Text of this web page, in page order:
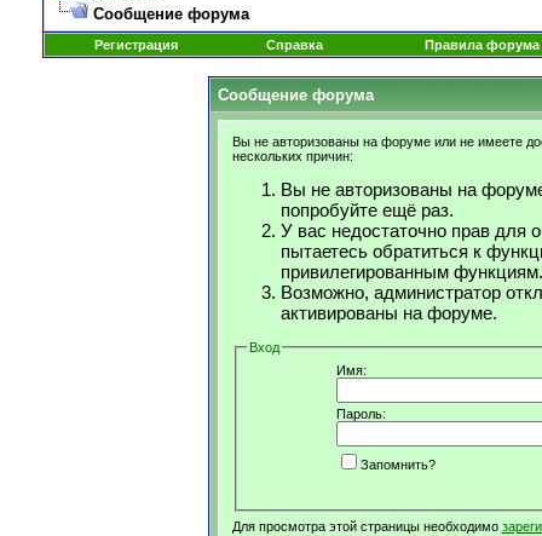
Сообщение форума
Регистрация Справка Правила форума
Сообщение форума
Вы не авторизованы на форуме или не имеете
нескольких причин:
Вы не авторизованы на
попробуйте ещё раз.
У вас недостаточно прав для
пытаетесь обратиться к
привилегированным функциям.
Возможно, администратор
активированы на форуме.
Вход
Имя:
Пароль:
Запомнить?
Для просмотра этой страницы необходимо